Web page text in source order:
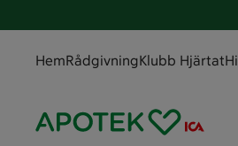
HemRådgivningKlubb Hjärtat